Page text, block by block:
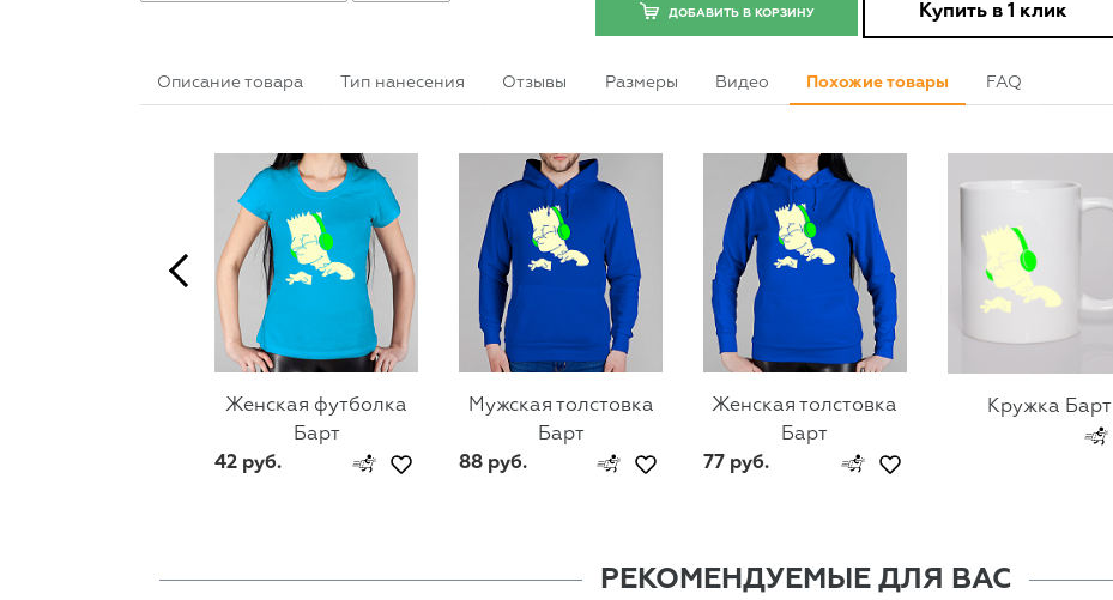
ДОБАВИТЬ В КОРЗИНУ Купить в 1 клик
Описание товара Тип нанесения Отзывы Размеры Видео Похожие товары FAQ
Женская футболка
Барт
42 руб.
Мужская толстовка
Барт
88 руб.
Женская толстовка
Барт
77 руб.
Кружка Барт
РЕКОМЕНДУЕМЫЕ ДЛЯ ВАС